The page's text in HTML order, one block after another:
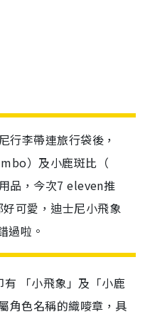
行李帶連旅行袋後，
）及小鹿斑比（
品，今次7 eleven推
可愛，迪士尼小飛象
過啦。
「小飛象」及「小鹿
角色名稱的織嘜章，具